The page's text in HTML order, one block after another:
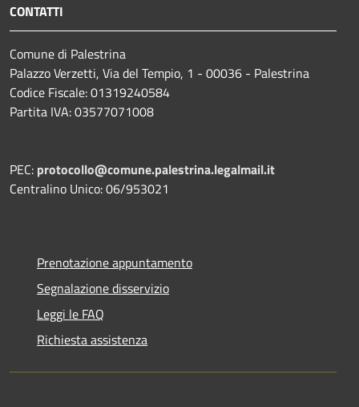
CONTATTI
Comune di Palestrina
Palazzo Verzetti, Via del Tempio, 1 - 00036 - Palestrina
Codice Fiscale: 01319240584
Partita IVA: 03577071008
PEC: protocollo@comune.palestrina.legalmail.it
Centralino Unico: 06/953021
Prenotazione appuntamento
Segnalazione disservizio
Leggi le FAQ
Richiesta assistenza